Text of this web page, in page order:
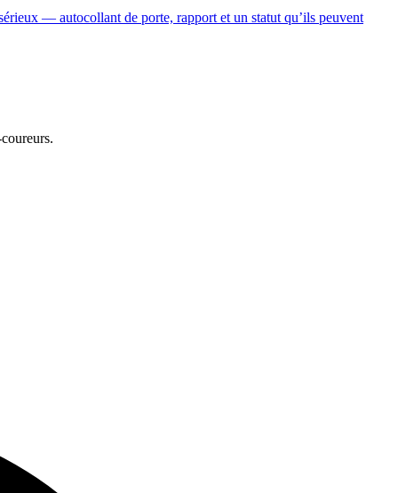
— autocollant de porte, rapport et un statut qu’ils peuvent